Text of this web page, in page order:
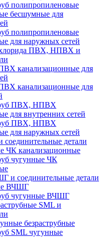
полипропиленовые
бесшумные для
полипропиленовые
для наружных сетей
ПВХ, НПВХ и
канализационные для
канализационные для
ПВХ, НПВХ
для внутренних сетей
ПВХ, НПВХ
для наружных сетей
детали
ЧК канализационные
чугунные ЧК
и соединительные детали
ВЧШГ
чугунные ВЧШГ
SML и
безраструбные
SML чугунные